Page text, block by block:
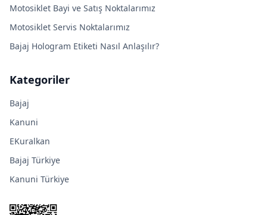
Motosiklet Bayi ve Satış Noktalarımız
Motosiklet Servis Noktalarımız
Bajaj Hologram Etiketi Nasıl Anlaşılır?
Kategoriler
Bajaj
Kanuni
EKuralkan
Bajaj Türkiye
Kanuni Türkiye